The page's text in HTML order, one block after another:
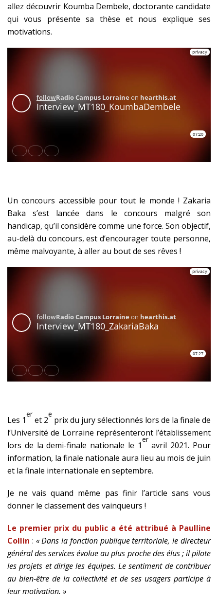
allez découvrir Koumba Dembele, doctorante candidate
qui vous présente sa thèse et nous explique ses
motivations.
Un concours accessible pour tout le monde ! Zakaria
Baka s’est lancée dans le concours malgré son
handicap, qu’il considère comme une force. Son objectif,
au-delà du concours, est d’encourager toute personne,
même malvoyante, à aller au bout de ses rêves !
Les 1
er
et 2
e
prix du jury sélectionnés lors de la finale de
l’Université de Lorraine représenteront l’établissement
lors de la demi-finale nationale le 1
er
avril 2021. Pour
information, la finale nationale aura lieu au mois de juin
et la finale internationale en septembre.
Je ne vais quand même pas finir l’article sans vous
donner le classement des vainqueurs !
Le premier prix du public a été attribué à Paulline
Collin : « Dans la fonction publique territoriale, le directeur
général des services évolue au plus proche des élus ; il pilote
les projets et dirige les équipes. Le sentiment de contribuer
au bien-être de la collectivité et de ses usagers participe à
leur motivation. »